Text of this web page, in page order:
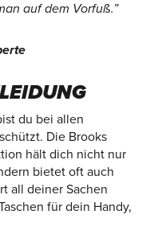
auf dem Vorfuß.”
du bei allen
Die Brooks
hält dich nicht nur
bietet oft auch
all deiner Sachen
für dein Handy,